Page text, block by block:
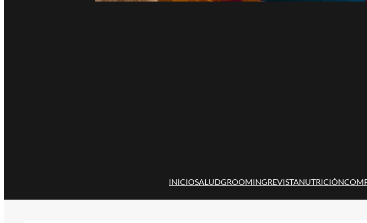
INICIOSALUDGROOMINGREVISTANUTRICIÓN